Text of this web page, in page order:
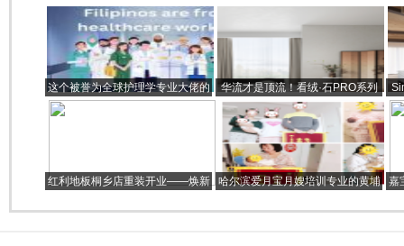
这个被誉为全球护理学专业大佬的
国家，竟然有如此多的历史因素
华流才是顶流！看绒·石PRO系列
如何用东方美学演绎精致生活？
红利地板桐乡店重装开业——焕新
哈尔滨爱月宝月嫂培训专业的黄埔
嘉